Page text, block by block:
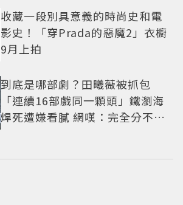
收藏一段別具意義的時尚史和電
影史！「穿Prada的惡魔2」衣櫥
9月上拍
到底是哪部劇？田曦薇被抓包
「連續16部戲同一顆頭」鐵瀏海
焊死遭嫌看膩 網嘆：完全分不出